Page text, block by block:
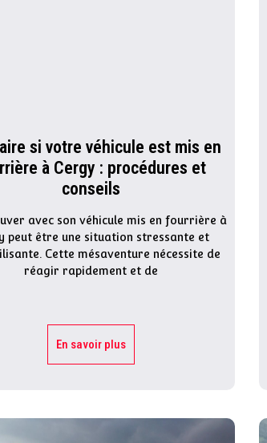
si votre véhicule est mis en
à Cergy : procédures et
conseils
avec son véhicule mis en fourrière à
peut être une situation stressante et
Cette mésaventure nécessite de
réagir rapidement et de
En savoir plus